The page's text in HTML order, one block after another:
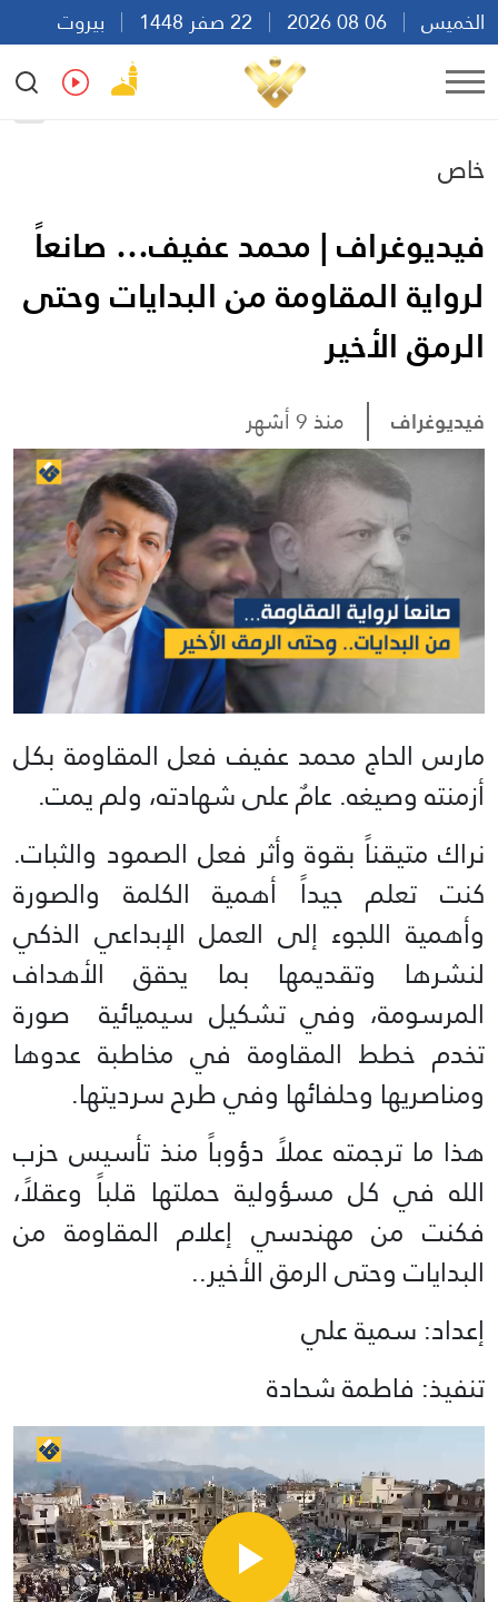
الخميس
بيروت
22:31
Ar
خاص
فيديوغراف | محمد عفيف… صانعاً
لرواية المقاومة من البدايات وحتى
الرمق الأخير
فيديوغراف منذ 9 أشهر
مارس الحاج محمد عفيف فعل المقاومة بكل
أزمنته وصيغه. عامٌ على شهادته، ولم يمت.
نراك متيقناً بقوة وأثر فعل الصمود والثبات.
كنت تعلم جيداً أهمية الكلمة والصورة
وأهمية اللجوء إلى العمل الإبداعي الذكي
لنشرها وتقديمها بما يحقق الأهداف
المرسومة، وفي تشكيل سيميائية صورة
تخدم خطط المقاومة في مخاطبة عدوها
ومناصريها وحلفائها وفي طرح سرديتها.
هذا ما ترجمته عملاً دؤوباً منذ تأسيس حزب
الله في كل مسؤولية حملتها قلباً وعقلاً،
فكنت من مهندسي إعلام المقاومة من
البدايات وحتى الرمق الأخير..
إعداد: سمية علي
تنفيذ: فاطمة شحادة